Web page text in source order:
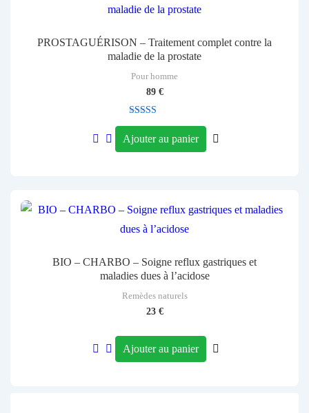
PROSTAGUÉRISON – Traitement complet contre la
maladie de la prostate
Pour homme
89 €
Note
sur 5
Ajouter au panier
BIO – CHARBO – Soigne reflux gastriques et
maladies dues à l’acidose
Remèdes naturels
23 €
Ajouter au panier